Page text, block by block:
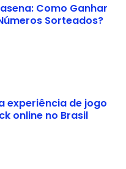
Como Ganhar
Sorteados?
experiência de jogo
online no Brasil